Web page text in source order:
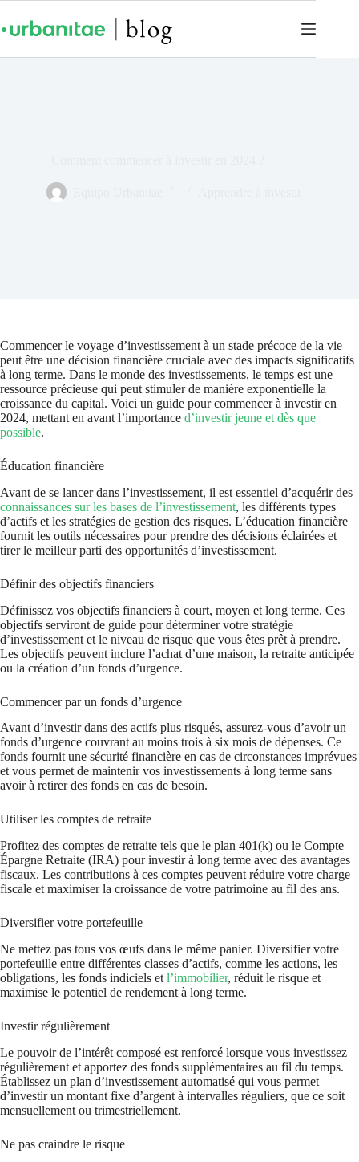
Commencer le voyage d’investissement à un stade précoce de la vie
peut être une décision financière cruciale avec des impacts significatifs
à long terme. Dans le monde des investissements, le temps est une
ressource précieuse qui peut stimuler de manière exponentielle la
croissance du capital. Voici un guide pour commencer à investir en
2024, mettant en avant l’importance d’investir jeune et dès que
possible.
Éducation financière
Avant de se lancer dans l’investissement, il est essentiel d’acquérir des
connaissances sur les bases de l’investissement, les différents types
d’actifs et les stratégies de gestion des risques. L’éducation financière
fournit les outils nécessaires pour prendre des décisions éclairées et
tirer le meilleur parti des opportunités d’investissement.
Définir des objectifs financiers
Définissez vos objectifs financiers à court, moyen et long terme. Ces
objectifs serviront de guide pour déterminer votre stratégie
d’investissement et le niveau de risque que vous êtes prêt à prendre.
Les objectifs peuvent inclure l’achat d’une maison, la retraite anticipée
ou la création d’un fonds d’urgence.
Commencer par un fonds d’urgence
Avant d’investir dans des actifs plus risqués, assurez-vous d’avoir un
fonds d’urgence couvrant au moins trois à six mois de dépenses. Ce
fonds fournit une sécurité financière en cas de circonstances imprévues
et vous permet de maintenir vos investissements à long terme sans
avoir à retirer des fonds en cas de besoin.
Utiliser les comptes de retraite
Profitez des comptes de retraite tels que le plan 401(k) ou le Compte
Épargne Retraite (IRA) pour investir à long terme avec des avantages
fiscaux. Les contributions à ces comptes peuvent réduire votre charge
fiscale et maximiser la croissance de votre patrimoine au fil des ans.
Diversifier votre portefeuille
Ne mettez pas tous vos œufs dans le même panier. Diversifier votre
portefeuille entre différentes classes d’actifs, comme les actions, les
obligations, les fonds indiciels et l’immobilier, réduit le risque et
maximise le potentiel de rendement à long terme.
Investir régulièrement
Le pouvoir de l’intérêt composé est renforcé lorsque vous investissez
régulièrement et apportez des fonds supplémentaires au fil du temps.
Établissez un plan d’investissement automatisé qui vous permet
d’investir un montant fixe d’argent à intervalles réguliers, que ce soit
mensuellement ou trimestriellement.
Ne pas craindre le risque